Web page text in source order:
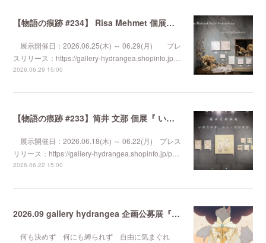
【物語の痕跡 #234】 Risa Mehmet 個展『 wallflower 』
展示開催日：2026.06.25(木) ～ 06.29(月) プレ
スリリース：https://gallery-hydrangea.shopinfo.jp…
2026.06.29 15:00
【物語の痕跡 #233】筒井 文那 個展『 いのりの手、からっぽのゆび 』
展示開催日：2026.06.18(木) ～ 06.22(月) プレス
リリース：https://gallery-hydrangea.shopinfo.jp/p…
2026.06.22 15:00
2026.09 gallery hydrangea 企画公募展『 気まぐれなるままに 』
何も決めず 何にも縛られず 自由に気まぐれ